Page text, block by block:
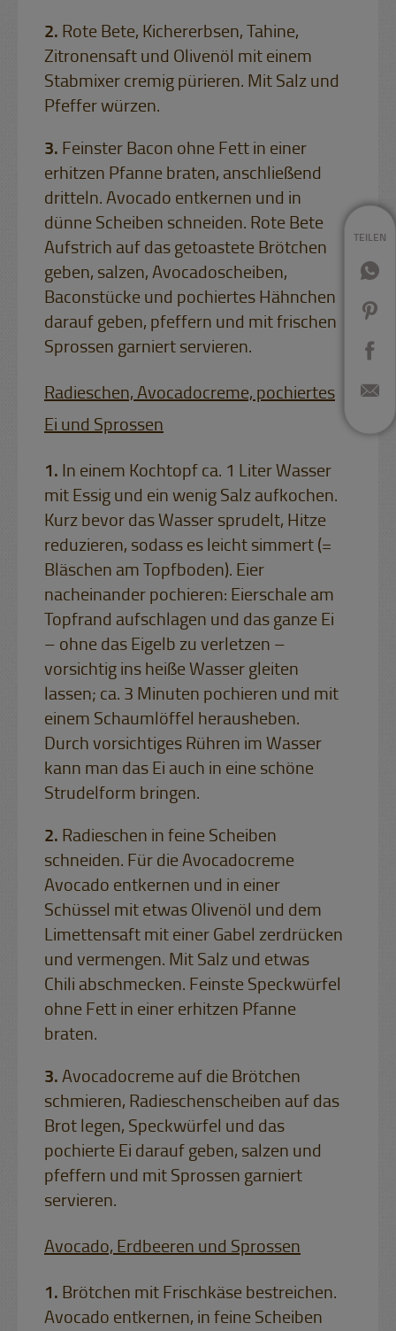
TEILEN
Rote Bete, Kichererbsen, Tahine,
Zitronensaft und Olivenöl mit einem
Stabmixer cremig pürieren. Mit Salz und
Pfeffer würzen.
Feinster Bacon ohne Fett in einer
erhitzen Pfanne braten, anschließend
dritteln. Avocado entkernen und in
dünne Scheiben schneiden. Rote Bete
Aufstrich auf das getoastete Brötchen
geben, salzen, Avocadoscheiben,
Baconstücke und pochiertes Hähnchen
darauf geben, pfeffern und mit frischen
Sprossen garniert servieren.
Radieschen, Avocadocreme, pochiertes
Ei und Sprossen
In einem Kochtopf ca. 1 Liter Wasser
mit Essig und ein wenig Salz aufkochen.
Kurz bevor das Wasser sprudelt, Hitze
reduzieren, sodass es leicht simmert (=
Bläschen am Topfboden). Eier
nacheinander pochieren: Eierschale am
Topfrand aufschlagen und das ganze Ei
– ohne das Eigelb zu verletzen –
vorsichtig ins heiße Wasser gleiten
lassen; ca. 3 Minuten pochieren und mit
einem Schaumlöffel herausheben.
Durch vorsichtiges Rühren im Wasser
kann man das Ei auch in eine schöne
Strudelform bringen.
Radieschen in feine Scheiben
schneiden. Für die Avocadocreme
Avocado entkernen und in einer
Schüssel mit etwas Olivenöl und dem
Limettensaft mit einer Gabel zerdrücken
und vermengen. Mit Salz und etwas
Chili abschmecken. Feinste Speckwürfel
ohne Fett in einer erhitzen Pfanne
braten.
Avocadocreme auf die Brötchen
schmieren, Radieschenscheiben auf das
Brot legen, Speckwürfel und das
pochierte Ei darauf geben, salzen und
pfeffern und mit Sprossen garniert
servieren.
Avocado, Erdbeeren und Sprossen
Brötchen mit Frischkäse bestreichen.
Avocado entkernen, in feine Scheiben